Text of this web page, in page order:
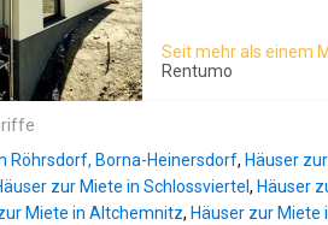
-
- separate KÃ¼che
Etagen
ca. 167 m² und
Etagen. Die
großzügiger, offen
Essbereich mit
Seit mehr als einem
Rentumo
Röhrsdorf, Borna-Heinersdorf, Häuser
zur Miete in Schlossviertel , Häuser
Miete in Altchemnitz, Häuser zur Miete